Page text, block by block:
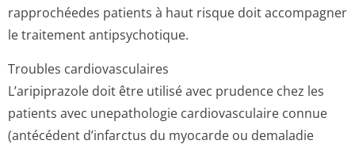
rapprochéedes patients à haut risque doit accompagner
le traitement antipsychotique.
Troubles cardiovasculaires
L’aripiprazole doit être utilisé avec prudence chez les
patients avec unepathologie cardiovasculaire connue
(antécédent d’infarctus du myocarde ou demaladie